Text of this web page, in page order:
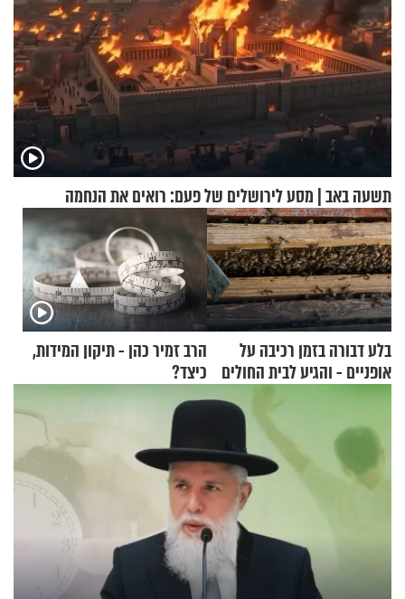
תשעה באב | מסע לירושלים של פעם: רואים את הנחמה
בלע דבורה בזמן רכיבה על
אופניים - והגיע לבית החולים
במצב מסכן חיים
הרב זמיר כהן - תיקון המידות,
כיצד?